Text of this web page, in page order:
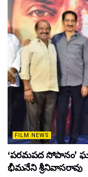
FILM NEWS
‘పరమపద సోపానం’
భీమనేని శ్రీనివాసరావు